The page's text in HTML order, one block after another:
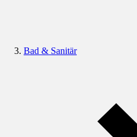
Bad & Sanitär